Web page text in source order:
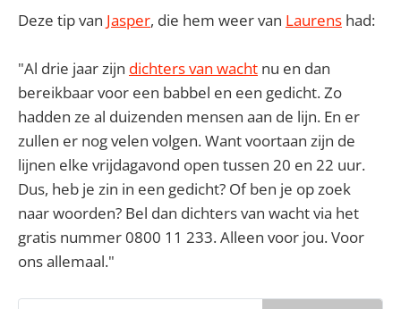
Deze tip van Jasper, die hem weer van Laurens had:
"Al drie jaar zijn dichters van wacht nu en dan
bereikbaar voor een babbel en een gedicht. Zo
hadden ze al duizenden mensen aan de lijn. En er
zullen er nog velen volgen. Want voortaan zijn de
lijnen elke vrijdagavond open tussen 20 en 22 uur.
Dus, heb je zin in een gedicht? Of ben je op zoek
naar woorden? Bel dan dichters van wacht via het
gratis nummer 0800 11 233. Alleen voor jou. Voor
ons allemaal."